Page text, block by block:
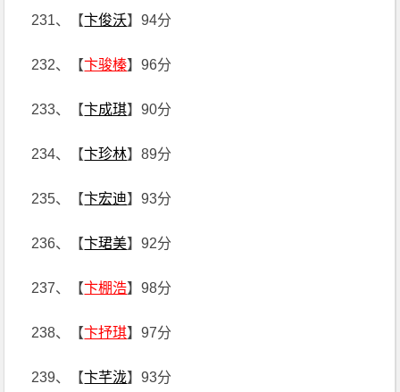
231、【卞俊沃】94分
232、【卞骏榛】96分
233、【卞成琪】90分
234、【卞珍林】89分
235、【卞宏迪】93分
236、【卞珺美】92分
237、【卞棚浩】98分
238、【卞抒琪】97分
239、【卞芊泷】93分